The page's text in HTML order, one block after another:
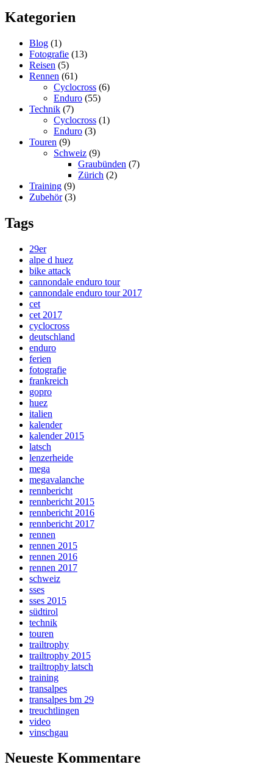
Kategorien
Blog (1)
Fotografie (13)
Reisen (5)
Rennen (61)
Cyclocross (6)
Enduro (55)
Technik (7)
Cyclocross (1)
Enduro (3)
Touren (9)
Schweiz (9)
Graubünden (7)
Zürich (2)
Training (9)
Zubehör(3)
Tags
29er
alpe d huez
bike attack
cannondale enduro tour
cannondale enduro tour 2017
cet
cet 2017
cyclocross
deutschland
enduro
ferien
fotografie
frankreich
gopro
huez
italien
kalender
kalender 2015
latsch
lenzerheide
mega
megavalanche
rennbericht
rennbericht 2015
rennbericht 2016
rennbericht 2017
rennen
rennen 2015
rennen 2016
rennen 2017
schweiz
sses
sses 2015
südtirol
technik
touren
trailtrophy
trailtrophy 2015
trailtrophy latsch
training
transalpes
transalpes bm 29
treuchtlingen
video
vinschgau
Neueste Kommentare